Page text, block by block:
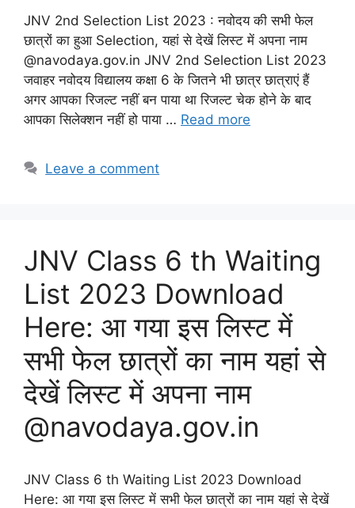
JNV 2nd Selection List 2023 : नवोदय की सभी फेल
छात्रों का हुआ Selection, यहां से देखें लिस्ट में अपना नाम
@navodaya.gov.in JNV 2nd Selection List 2023
जवाहर नवोदय विद्यालय कक्षा 6 के जितने भी छात्र छात्राएं हैं
अगर आपका रिजल्ट नहीं बन पाया था रिजल्ट चेक होने के बाद
आपका सिलेक्शन नहीं हो पाया … Read more
Leave a comment
JNV Class 6 th Waiting
List 2023 Download
Here: आ गया इस लिस्ट में
सभी फेल छात्रों का नाम यहां से
देखें लिस्ट में अपना नाम
@navodaya.gov.in
JNV Class 6 th Waiting List 2023 Download
Here: आ गया इस लिस्ट में सभी फेल छात्रों का नाम यहां से देखें